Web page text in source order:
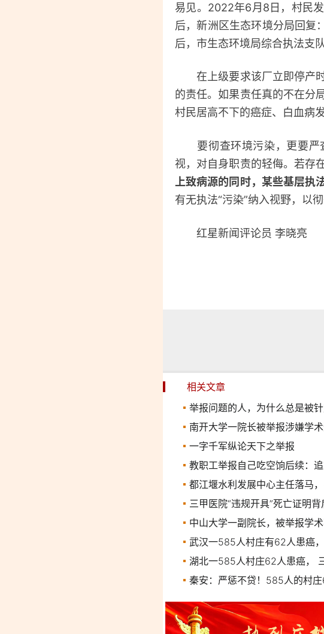
易见。2022年6月8日，村民
后，新洲区生态环境分局回复
后，市生态环境局综合执法支
在上级要求该厂立即停产时
的责任。如果责任真的不在分
村民居高不下的癌症、白血病
要彻查环境污染，更要严
视，对自身职责的轻侮。若存
上致病源的同时，某些基层执
有无执法“污染”纳入视野，以
红星新闻评论员 李晓亮
相关文章
举报问题的人，为什么总是被
南开大学一院长被举报涉嫌学
一字千军纵论天下之举报
教职工举报自己吃空饷后续：
都江堰水利发展中心主任落马
三甲医院“违规开具”死亡证明
中山大学一副院长，被举报学
武汉一585人村庄有62人患癌
湖北一585人村庄62人患癌，
秦安：严惩不贷！585人的村